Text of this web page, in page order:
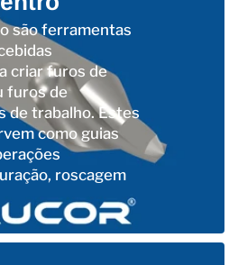
são ferramentas
criar furos de
furos de
de trabalho. Estes
como guias
roscagem